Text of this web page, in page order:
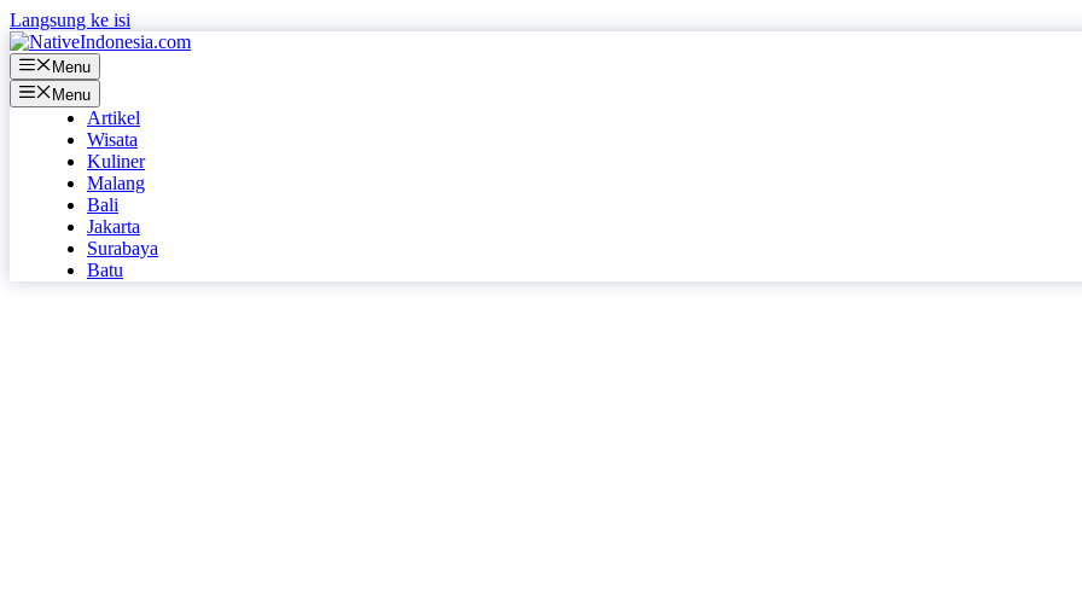
Langsung ke isi
Menu
Menu
Artikel
Wisata
Kuliner
Malang
Bali
Jakarta
Surabaya
Batu